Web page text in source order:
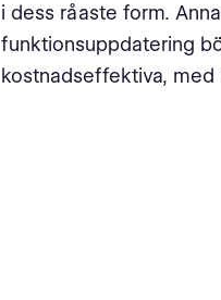
i dess råaste form.
funktionsuppdatering
kostnadseffektiva,